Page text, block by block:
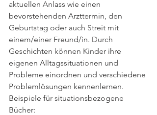
aktuellen Anlass wie einen
bevorstehenden Arzttermin, den
Geburtstag oder auch Streit mit
einem/einer Freund/in. Durch
Geschichten können Kinder ihre
eigenen Alltagssituationen und
Probleme einordnen und verschiedene
Problemlösungen kennenlernen.
Beispiele für situationsbezogene
Bücher: